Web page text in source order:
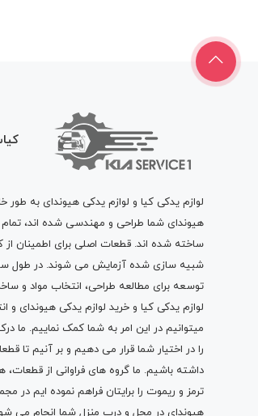
لوازم یدکی کیا و لوازم یدکی هیوندای به طور
هیوندای شما طراحی و مهندسی شده اند، تمام
ساخته شده اند. قطعات اصلی برای اطمینان
شبیه سازی شده آزمایش می شوند. در طول
توسعه برای مطالعه طراحی، انتخاب مواد و
لوازم یدکی کیا و خرید لوازم یدکی هیوندای و
میتوانیم در این امر به شما کمک نماییم. ما
را در اختیار شما قرار می دهیم و بر آنیم تا
داشته باشیم. ما گروه های فراوانی از
ترمز و ریموت را برایتان فراهم نموده ایم
هیوندای در محل و درب منزل شما انجام می